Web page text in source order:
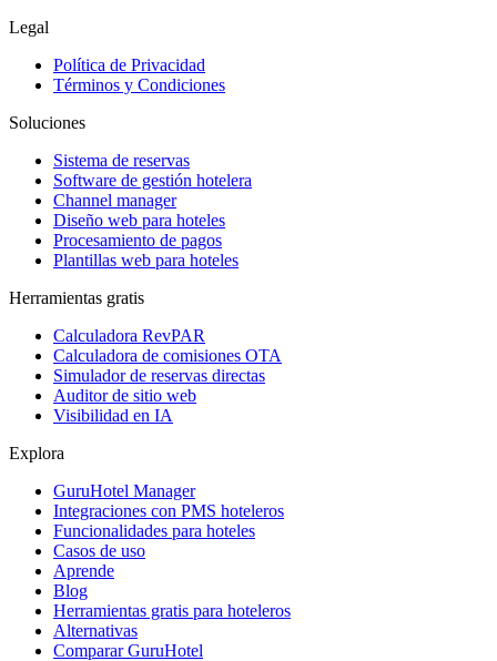
Legal
Política de Privacidad
Términos y Condiciones
Soluciones
Sistema de reservas
Software de gestión hotelera
Channel manager
Diseño web para hoteles
Procesamiento de pagos
Plantillas web para hoteles
Herramientas gratis
Calculadora RevPAR
Calculadora de comisiones OTA
Simulador de reservas directas
Auditor de sitio web
Visibilidad en IA
Explora
GuruHotel Manager
Integraciones con PMS hoteleros
Funcionalidades para hoteles
Casos de uso
Aprende
Blog
Herramientas gratis para hoteleros
Alternativas
Comparar GuruHotel